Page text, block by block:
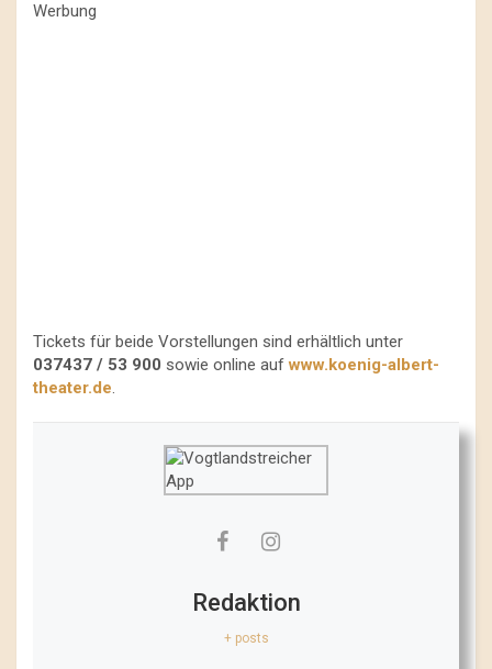
Werbung
Tickets für beide Vorstellungen sind erhältlich unter
037437 / 53 900 sowie online aufwww.koenig-albert-
theater.de.
Redaktion
+ posts